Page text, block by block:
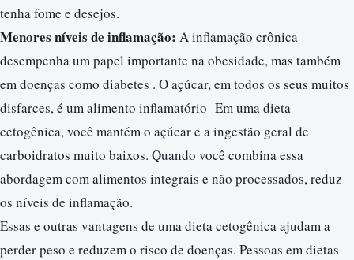
tenha fome e desejos.
Menores níveis de inflamação: A inflamação crônica
desempenha um papel importante na obesidade, mas também
em doenças como diabetes . O açúcar, em todos os seus muitos
disfarces, é um alimento inflamatório Em uma dieta
cetogênica, você mantém o açúcar e a ingestão geral de
carboidratos muito baixos. Quando você combina essa
abordagem com alimentos integrais e não processados, reduz
os níveis de inflamação.
Essas e outras vantagens de uma dieta cetogênica ajudam a
perder peso e reduzem o risco de doenças. Pessoas em dietas